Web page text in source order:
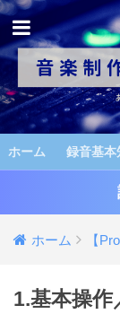
ホーム 録音基本
ホーム 【
1.基本操